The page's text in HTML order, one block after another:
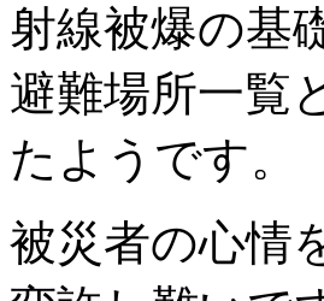
射線被爆の基
避難場所一覧
たようです。
被災者の心情